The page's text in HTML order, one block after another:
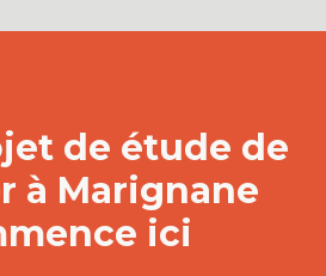
de étude de
à Marignane
ici